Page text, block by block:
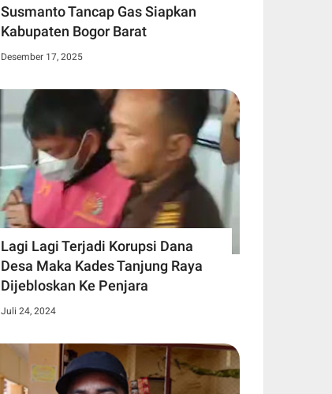
Susmanto Tancap Gas Siapkan
Kabupaten Bogor Barat
Desember 17, 2025
Lagi Lagi Terjadi Korupsi Dana
Desa Maka Kades Tanjung Raya
Dijebloskan Ke Penjara
Juli 24, 2024